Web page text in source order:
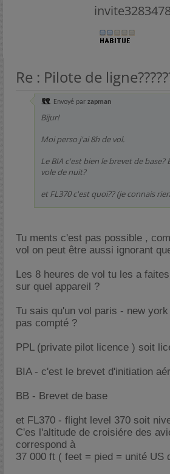
Re : Pilote de
Envoyé par zapman
Bijur!
Moi perso j'ai 8h de vol.
Le BIA c'est bien le brevet de base?
vole de nuit?
et FL370 c'est quoi?? (je connais
Tu ments c'est pas possible ,
vol on peut être aussi ignorant
Les 8 heures de vol tu les a
sur quel appareil ?
Tu sais qu'un vol paris - new
pas compté ?
PPL (private pilot licence ) soit
BIA - c'est le brevet d'initiation
BB - Brevet de base
et FL370 - flight level 370 soit
C'es l'altitude de croisiére des
correspond à
37 000 ft ( feet = pied = unité US